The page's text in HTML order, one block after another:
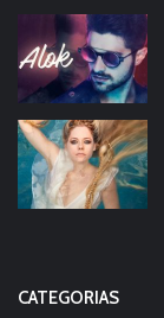
CATEGORIAS